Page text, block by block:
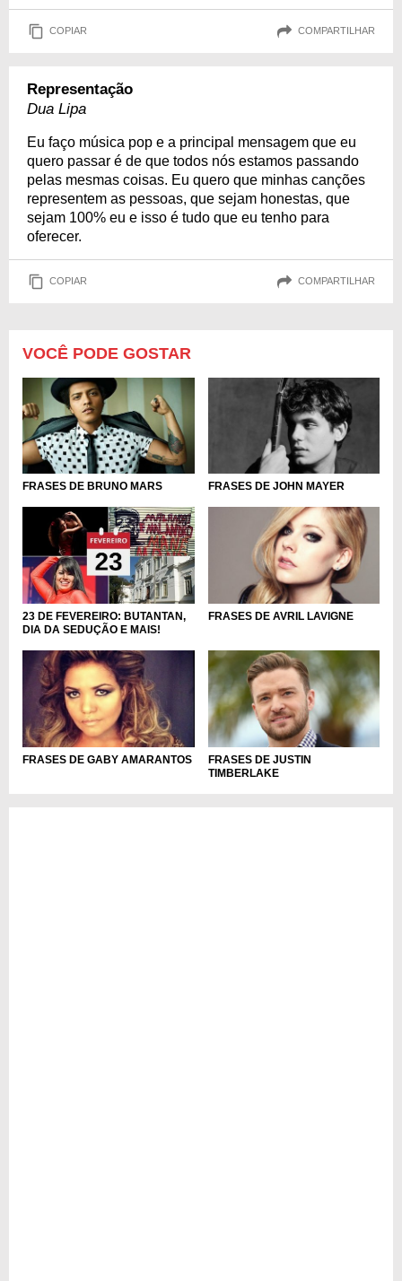
COPIAR COMPARTILHAR
Representação
Dua Lipa
Eu faço música pop e a principal mensagem que eu
quero passar é de que todos nós estamos passando
pelas mesmas coisas. Eu quero que minhas canções
representem as pessoas, que sejam honestas, que
sejam 100% eu e isso é tudo que eu tenho para
oferecer.
COPIAR COMPARTILHAR
VOCÊ PODE GOSTAR
FRASES DE BRUNO MARS FRASES DE JOHN MAYER
23 DE FEVEREIRO: BUTANTAN,
DIA DA SEDUÇÃO E MAIS!
FRASES DE AVRIL LAVIGNE
FRASES DE GABY AMARANTOS
FRASES DE JUSTIN
TIMBERLAKE